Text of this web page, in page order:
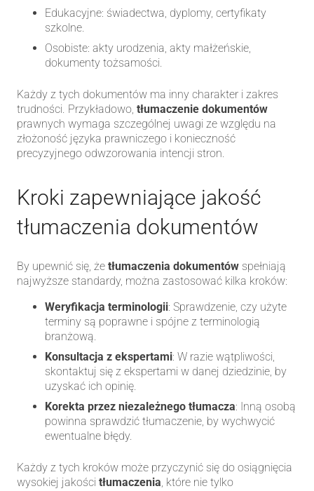
Edukacyjne: świadectwa, dyplomy, certyfikaty
szkolne.
Osobiste: akty urodzenia, akty małżeńskie,
dokumenty tożsamości.
Każdy z tych dokumentów ma inny charakter i zakres
trudności. Przykładowo, tłumaczenie dokumentów
prawnych wymaga szczególnej uwagi ze względu na
złożoność języka prawniczego i konieczność
precyzyjnego odwzorowania intencji stron.
Kroki zapewniające jakość
tłumaczenia dokumentów
By upewnić się, że tłumaczenia dokumentów spełniają
najwyższe standardy, można zastosować kilka kroków:
Weryfikacja terminologii: Sprawdzenie, czy użyte
terminy są poprawne i spójne z terminologią
branżową.
Konsultacja z ekspertami: W razie wątpliwości,
skontaktuj się z ekspertami w danej dziedzinie, by
uzyskać ich opinię.
Korekta przez niezależnego tłumacza: Inną osobą
powinna sprawdzić tłumaczenie, by wychwycić
ewentualne błędy.
Każdy z tych kroków może przyczynić się do osiągnięcia
wysokiej jakości tłumaczenia , które nie tylko